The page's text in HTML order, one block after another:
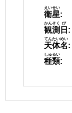
衛星
えいせい
:
観測
かんそく
日
び
:
天体名
てんたいめい
:
種類
しゅるい
: